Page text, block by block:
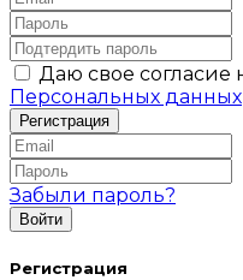
Даю свое согласие
Персональных данных
Забыли пароль?
Регистрация